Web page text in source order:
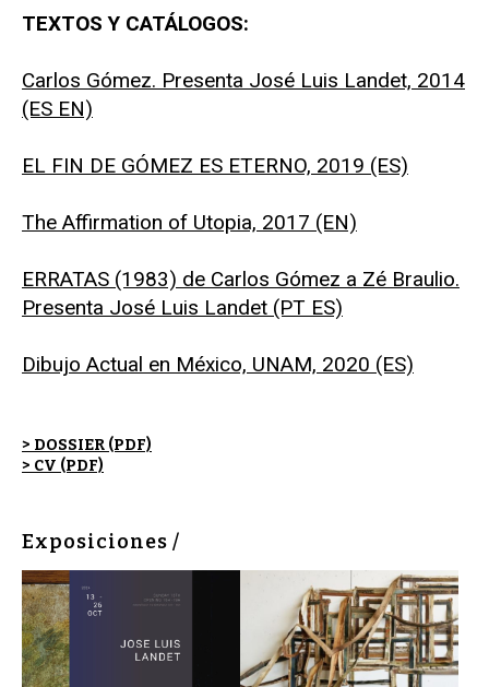
TEXTOS Y CATÁLOGOS:
Carlos Gómez. Presenta José Luis Landet, 2014
(ES EN)
EL FIN DE GÓMEZ ES ETERNO, 2019 (ES)
The Affirmation of Utopia, 2017 (EN)
ERRATAS (1983) de Carlos Gómez a Zé Braulio.
Presenta José Luis Landet (PT ES)
Dibujo Actual en México, UNAM, 2020 (ES)
> DOSSIER (PDF)
> CV (PDF)
Exposiciones /